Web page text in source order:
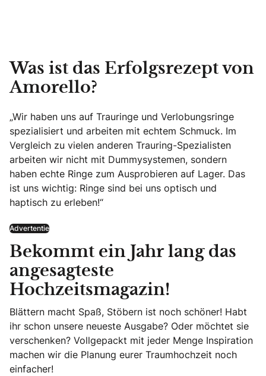
Was ist das Erfolgsrezept von
Amorello?
„Wir haben uns auf Trauringe und Verlobungsringe
spezialisiert und arbeiten mit echtem Schmuck. Im
Vergleich zu vielen anderen Trauring-Spezialisten
arbeiten wir nicht mit Dummysystemen, sondern
haben echte Ringe zum Ausprobieren auf Lager. Das
ist uns wichtig: Ringe sind bei uns optisch und
haptisch zu erleben!“
Advertentie
Bekommt ein Jahr lang das
angesagteste
Hochzeitsmagazin!
Blättern macht Spaß, Stöbern ist noch schöner! Habt
ihr schon unsere neueste Ausgabe? Oder möchtet sie
verschenken? Vollgepackt mit jeder Menge Inspiration
machen wir die Planung eurer Traumhochzeit noch
einfacher!